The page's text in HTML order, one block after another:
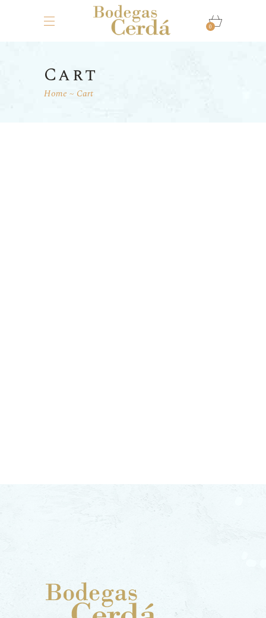
0
Cart
Home Cart